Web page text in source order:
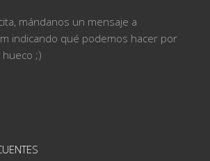
mándanos un mensaje a
indicando qué podemos hacer por
;)